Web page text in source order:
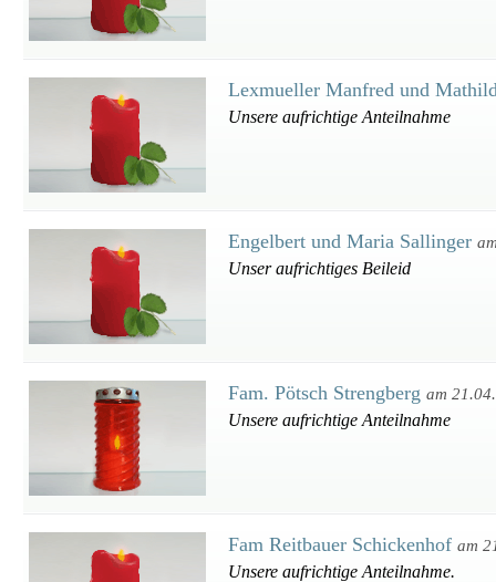
Lexmueller Manfred und
Unsere aufrichtige Anteilnahme
Engelbert und Maria Sallinger
Unser aufrichtiges Beileid
Fam. Pötsch Strengberg am
Unsere aufrichtige Anteilnahme
Fam Reitbauer Schickenhof am
Unsere aufrichtige Anteilnahme.